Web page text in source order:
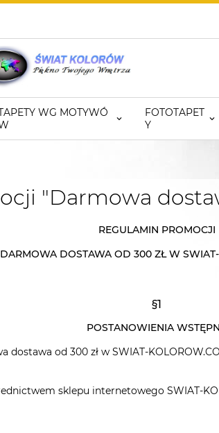
WG MOTYWÓ
FOTOTAPET
Y
"Darmowa
REGULAMIN PROMOCJI
DOSTAWA OD 300 ZŁ W
§1
POSTANOWIENIA
od 300 zł w SWIAT-
sklepu internetowego SWIAT-